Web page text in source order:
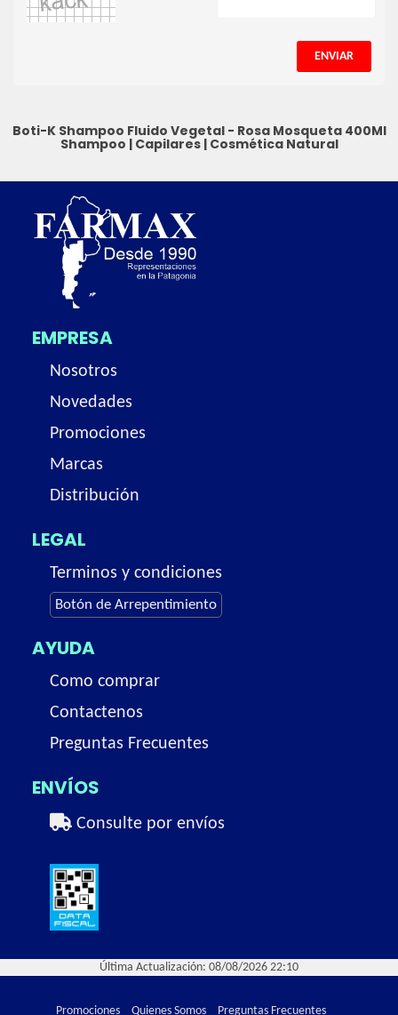
ENVIAR
Boti-K Shampoo Fluido Vegetal - Rosa Mosqueta 400Ml
Shampoo | Capilares| Cosmética Natural
EMPRESA
Nosotros
Novedades
Promociones
Marcas
Distribución
LEGAL
Terminos y condiciones
Botón de Arrepentimiento
AYUDA
Como comprar
Contactenos
Preguntas Frecuentes
ENVÍOS
Consulte por envíos
Última Actualización: 08/08/2026 22:10
Promociones Quienes Somos Preguntas Frecuentes